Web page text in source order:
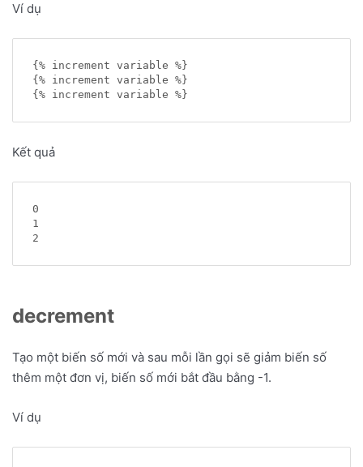
Ví dụ
{% increment variable %}
{% increment variable %}
Kết quả
0
1
decrement
Tạo một biến số mới và sau mỗi lần gọi sẽ giảm biến số
thêm một đơn vị, biến số mới bắt đầu bằng -1.
Ví dụ